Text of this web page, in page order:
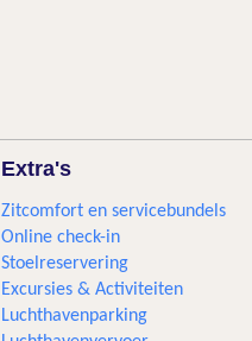
Extra's
Zitcomfort en servicebundels
Online check-in
Stoelreservering
Excursies & Activiteiten​
Luchthavenparking